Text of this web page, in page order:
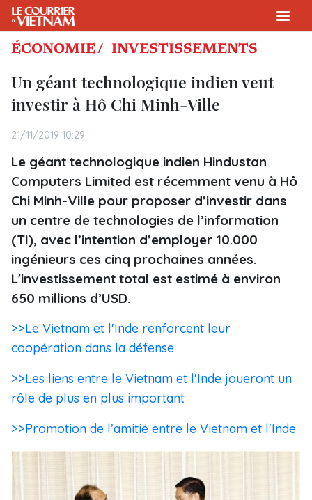
ÉCONOMIE / INVESTISSEMENTS
Un géant technologique indien veut
investir à Hô Chi Minh-Ville
21/11/2019 10:29
Le géant technologique indien Hindustan
Computers Limited est récemment venu à Hô
Chi Minh-Ville pour proposer d’investir dans
un centre de technologies de l’information
(TI), avec l’intention d’employer 10.000
ingénieurs ces cinq prochaines années.
L'investissement total est estimé à environ
650 millions d’USD.
>>Le Vietnam et l'Inde renforcent leur
coopération dans la défense
>>Les liens entre le Vietnam et l'Inde joueront un
rôle de plus en plus important
>>Promotion de l’amitié entre le Vietnam et l'Inde